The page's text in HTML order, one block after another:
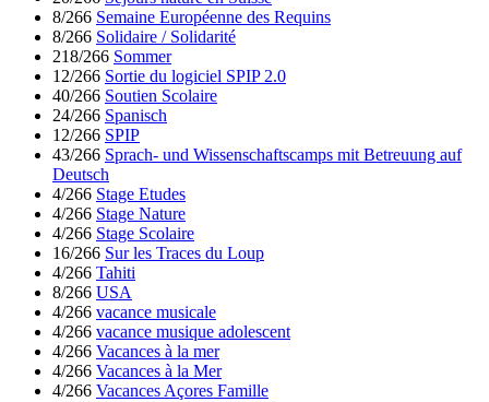
8/266 Semaine Européenne des Requins
8/266 Solidaire / Solidarité
218/266 Sommer
12/266 Sortie du logiciel SPIP 2.0
40/266 Soutien Scolaire
24/266 Spanisch
12/266 SPIP
43/266 Sprach- und Wissenschaftscamps mit Betreuung auf
Deutsch
4/266 Stage Etudes
4/266 Stage Nature
4/266 Stage Scolaire
16/266 Sur les Traces du Loup
4/266 Tahiti
8/266 USA
4/266 vacance musicale
4/266 vacance musique adolescent
4/266 Vacances à la mer
4/266 Vacances à la Mer
4/266 Vacances Açores Famille